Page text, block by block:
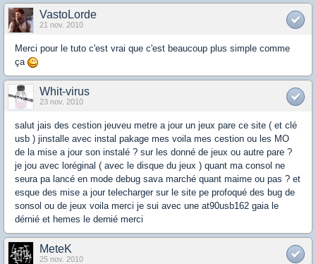
VastoLorde
21 nov. 2010
Merci pour le tuto c'est vrai que c'est beaucoup plus simple comme
ça
Whit-virus
23 nov. 2010
salut jais des cestion jeuveu metre a jour un jeux pare ce site ( et clé
usb ) jinstalle avec instal pakage mes voila mes cestion ou les MO
de la mise a jour son instalé ? sur les donné de jeux ou autre pare ?
je jou avec loréginal ( avec le disque du jeux ) quant ma consol ne
seura pa lancé en mode debug sava marché quant maime ou pas ? et
esque des mise a jour telecharger sur le site pe profoqué des bug de
sonsol ou de jeux voila merci je sui avec une at90usb162 gaia le
dérnié et hemes le dernié merci
MeteK
25 nov. 2010